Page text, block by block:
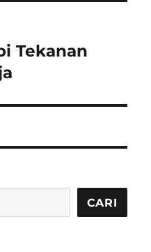
Tekanan
CARI